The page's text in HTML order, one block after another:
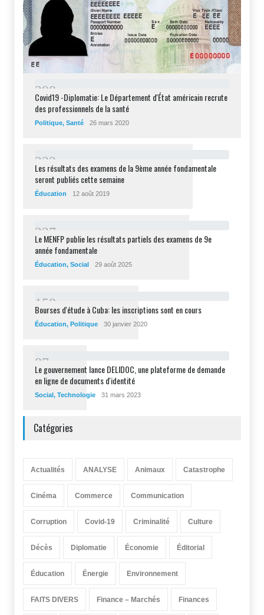
298
Covid19 -Diplomatie: Le Département d'État américain recrute
des professionnels de la santé
Politique, Santé 26 mars 2020
232
Les résultats des examens de la 9ème année fondamentale
seront publiés cette semaine
Éducation 12 août 2019
227
Le MENFP publie les résultats partiels des examens de 9e
année fondamentale
Éducation, Social 29 août 2025
1 58
Bourses d'étude à Cuba: les inscriptions sont en cours
Éducation, Politique 30 janvier 2020
87
Le gouvernement lance DELIDOC, une plateforme de demande
en ligne de documents d'identité
Social , Technologie 31 mars 2023
Catégories
Actualités ANALYSE Animaux Catastrophe
Cinéma Commerce Communication
Corruption Covid-19 Criminalité Culture
Décès Diplomatie Économie Éditorial
Éducation Énergie Environnement
FAITS DIVERS Finance – Marchés Finances